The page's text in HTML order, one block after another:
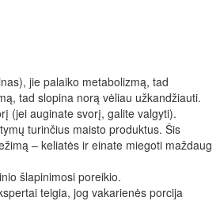
jie palaiko metabolizmą, tad
tad slopina norą vėliau užkandžiauti.
(jei auginate svorį, galite valgyti).
turinčius maisto produktus. Šis
– keliatės ir einate miegoti maždaug
šlapinimosi poreikio.
teigia, jog vakarienės porcija